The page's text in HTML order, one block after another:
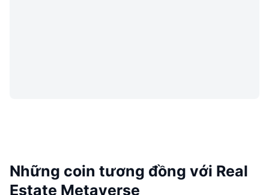
Những coin tương đồng với Real
Estate Metaverse